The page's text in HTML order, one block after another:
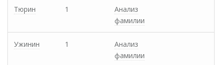
Тюрин 1
Анализ
фамилии
Ужинин 1
Анализ
фамилии